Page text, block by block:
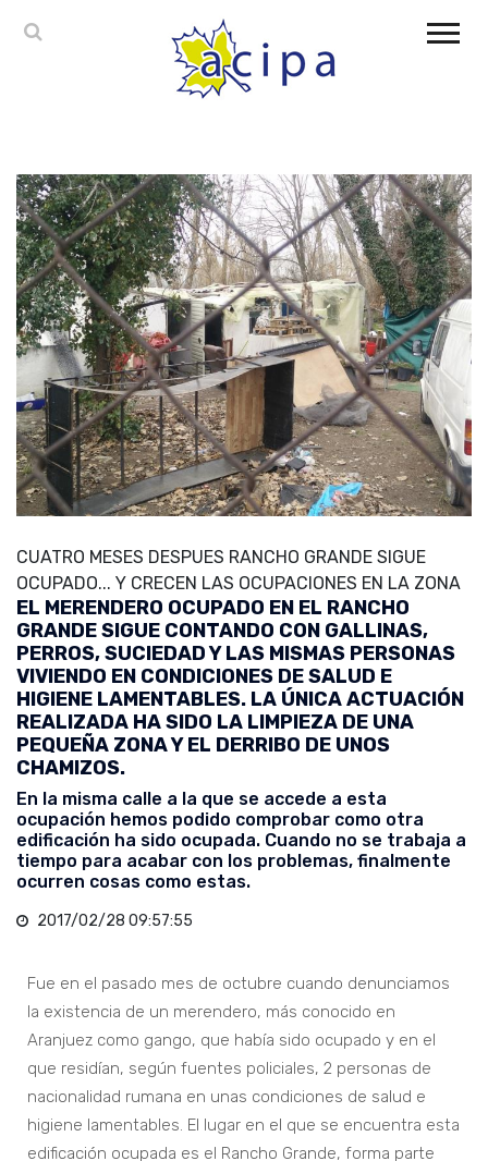
CUATRO MESES DESPUES RANCHO GRANDE SIGUE
OCUPADO... Y CRECEN LAS OCUPACIONES EN LA ZONA
EL MERENDERO OCUPADO EN EL RANCHO
GRANDE SIGUE CONTANDO CON GALLINAS,
PERROS, SUCIEDAD Y LAS MISMAS PERSONAS
VIVIENDO EN CONDICIONES DE SALUD E
HIGIENE LAMENTABLES. LA ÚNICA ACTUACIÓN
REALIZADA HA SIDO LA LIMPIEZA DE UNA
PEQUEÑA ZONA Y EL DERRIBO DE UNOS
CHAMIZOS.
En la misma calle a la que se accede a esta
ocupación hemos podido comprobar como otra
edificación ha sido ocupada. Cuando no se trabaja a
tiempo para acabar con los problemas, finalmente
ocurren cosas como estas.
2017/02/28 09:57:55
Fue en el pasado mes de octubre cuando denunciamos
la existencia de un merendero, más conocido en
Aranjuez como gango, que había sido ocupado y en el
que residían, según fuentes policiales, 2 personas de
nacionalidad rumana en unas condiciones de salud e
higiene lamentables. El lugar en el que se encuentra esta
edificación ocupada es el Rancho Grande, forma parte